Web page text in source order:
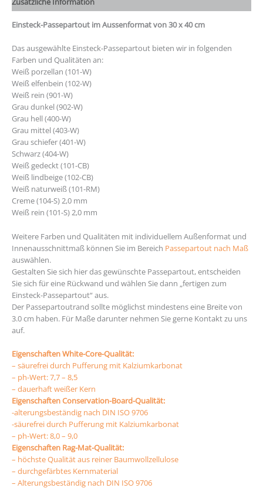
Einsteck-Passepartout im Aussenformat von 30 x 40 cm
Das ausgewählte Einsteck-Passepartout bieten wir in folgenden
Farben und Qualitäten an:
Weiß porzellan (101-W)
Weiß elfenbein (102-W)
Weiß rein (901-W)
Grau dunkel (902-W)
Grau hell (400-W)
Grau mittel (403-W)
Grau schiefer (401-W)
Schwarz (404-W)
Weiß gedeckt (101-CB)
Weiß lindbeige (102-CB)
Weiß naturweiß (101-RM)
Creme (104-S) 2,0 mm
Weiß rein (101-S) 2,0 mm
Weitere Farben und Qualitäten mit individuellem Außenformat und
Innenausschnittmaß können Sie im Bereich Passepartout nach Maß
auswählen.
Gestalten Sie sich hier das gewünschte Passepartout, entscheiden
Sie sich für eine Rückwand und wählen Sie dann „fertigen zum
Einsteck-Passepartout“ aus.
Der Passepartoutrand sollte möglichst mindestens eine Breite von
3.0 cm haben. Für Maße darunter nehmen Sie gerne Kontakt zu uns
auf.
Eigenschaften White-Core-Qualität:
– säurefrei durch Pufferung mit Kalziumkarbonat
– ph-Wert: 7,7 – 8,5
– dauerhaft weißer Kern
Eigenschaften Conservation-Board-Qualität:
-alterungsbeständig nach DIN ISO 9706
-säurefrei durch Pufferung mit Kalziumkarbonat
– ph-Wert: 8,0 – 9,0
Eigenschaften Rag-Mat-Qualität:
– höchste Qualität aus reiner Baumwollzellulose
– durchgefärbtes Kernmaterial
– Alterungsbeständig nach DIN ISO 9706